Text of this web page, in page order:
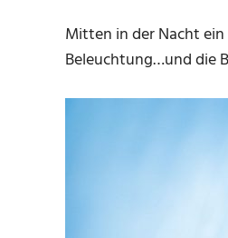
Mitten in der Nacht
Beleuchtung…und die